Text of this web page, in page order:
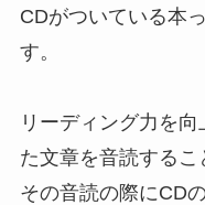
CDがついている本
す。
リーディング力を
た文章を音読するこ
その音読の際にCD